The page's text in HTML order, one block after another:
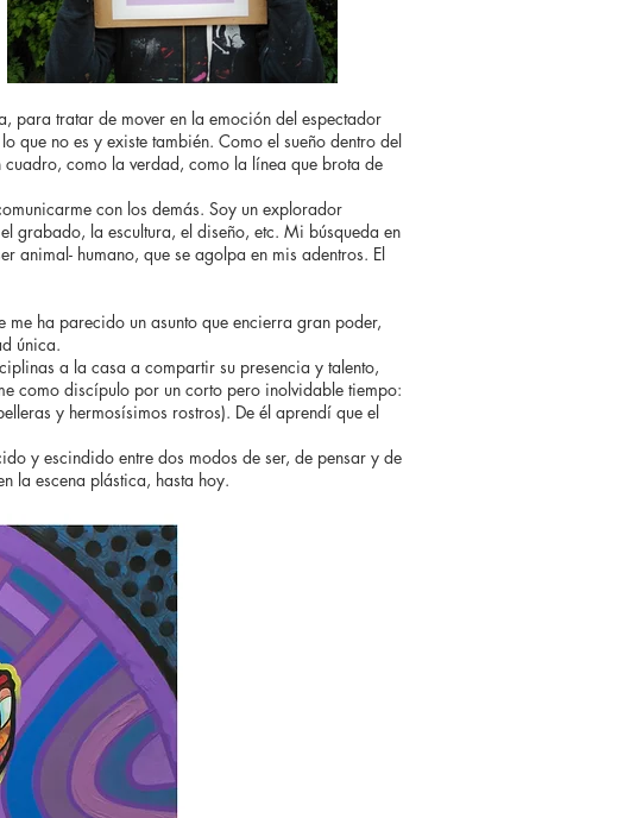
para tratar de mover en la emoción del espectador
que no es y existe también. Como el sueño dentro del
como la verdad, como la línea que brota de
con los demás. Soy un explorador
grabado, la escultura, el diseño, etc. Mi búsqueda en
animal- humano, que se agolpa en mis adentros. El
ha parecido un asunto que encierra gran poder,
única.
a la casa a compartir su presencia y talento,
como discípulo por un corto pero inolvidable tiempo:
y hermosísimos rostros). De él aprendí que el
y escindido entre dos modos de ser, de pensar y de
la escena plástica, hasta hoy.